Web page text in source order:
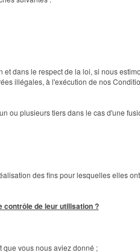
dans le respect de la loi, si nous
illégales, à l'exécution de nos
ou plusieurs tiers dans le cas d'une
des fins pour lesquelles elles
contrôle de leur utilisation ?
que vous nous aviez donné ;